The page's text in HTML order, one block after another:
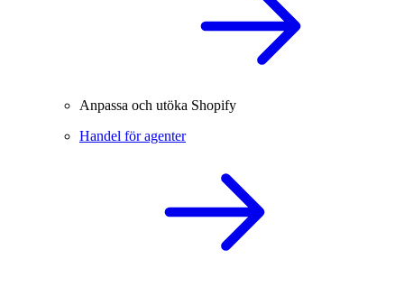
Anpassa och utöka Shopify
Handel för agenter